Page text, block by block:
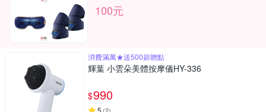
100元
消費滿萬★送500超贈點
輝葉 小雲朵美體按摩儀HY-336
$990